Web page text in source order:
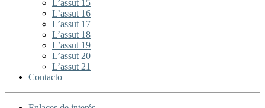
L’assut 15
L’assut 16
L’assut 17
L’assut 18
L’assut 19
L’assut 20
L’assut 21
Contacto